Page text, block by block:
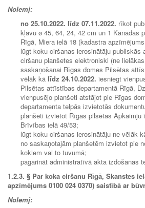
Nolemj:
no 25.10.2022. līdz 07.11.2022. rīkot
kļavu ø 45, 64, 24, 42 cm un 1 Kanādas
Rīgā, Miera ielā 18 (kadastra
lūgt koku ciršanas ierosinātāju publiskās
ciršanu planšetes elektroniski (ne
saskaņošanai Rīgas domes Pilsētas
vēlāk kā līdz 24.10.2022. iesniegt
Pilsētas attīstības departamentā Rīgā,
vienpusējo planšeti atstājot pie Rīgas
departamenta telpās izvietotās
planšeti izvietot Rīgas pilsētas Apkaimju
Brīvības ielā 49/53;
lūgt koku ciršanas ierosinātāju ne vēlāk
no saskaņotajām planšetēm izvietot pie
kokiem vai to tuvumā;
pagarināt administratīvā akta izdošanas
1.2.3. § Par koka ciršanu Rīgā, Skanstes
apzīmējums 0100 024 0370) saistībā ar
Nolemj: